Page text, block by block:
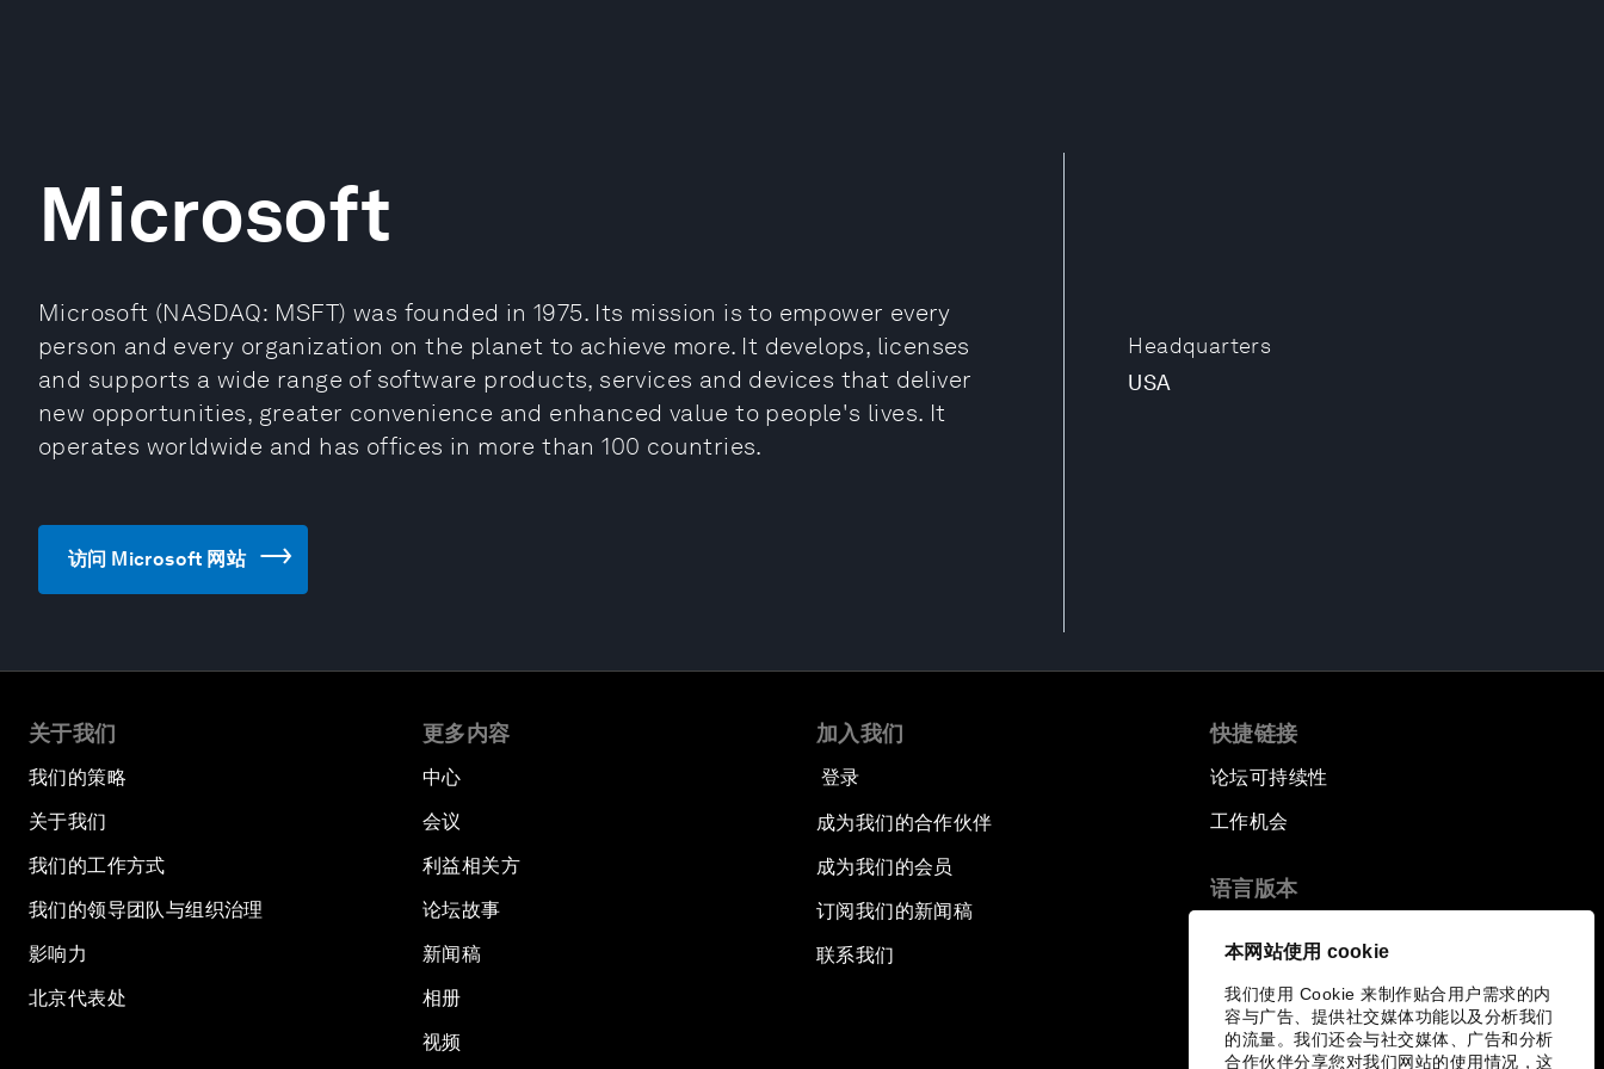
本网站使用 cookie
我们使用 Cookie 来制作贴合用户需求的内
容与广告、提供社交媒体功能以及分析我们
的流量。我们还会与社交媒体、广告和分析
合作伙伴分享您对我们网站的使用情况，这
Headquarters
USA
Microsoft
Microsoft (NASDAQ: MSFT) was founded in 1975. Its mission is to empower every
person and every organization on the planet to achieve more. It develops, licenses
and supports a wide range of software products, services and devices that deliver
new opportunities, greater convenience and enhanced value to people's lives. It
operates worldwide and has offices in more than 100 countries.
访问 Microsoft 网站
关于我们
我们的策略
关于我们
我们的工作方式
我们的领导团队与组织治理
影响力
北京代表处
更多内容
中心
会议
利益相关方
论坛故事
新闻稿
相册
视频
加入我们
登录
成为我们的合作伙伴
成为我们的会员
订阅我们的新闻稿
联系我们
快捷链接
论坛可持续性
工作机会
语言版本